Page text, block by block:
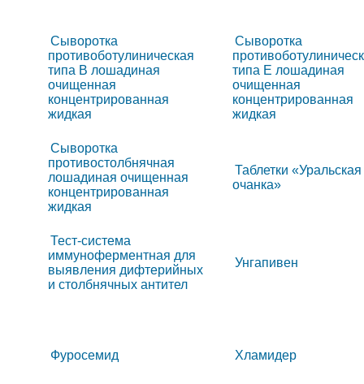
Сыворотка
противоботулиническая
типа B лошадиная
очищенная
концентрированная
жидкая
Сыворотка
типа E лошадиная
очищенная
концентрированная
жидкая
Сыворотка
противостолбнячная
лошадиная очищенная
концентрированная
жидкая
Таблетки «Уральская
очанка»
Тест-система
иммуноферментная для
выявления дифтерийных
и столбнячных антител
Унгапивен
Фуросемид Хламидер